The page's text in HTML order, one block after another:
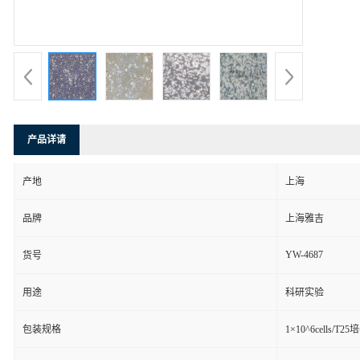
产品详请
产地 上海
品牌 上海雅吉
货号 YW-4687
用途 科研实验
包装规格 1×10^6cells/T25